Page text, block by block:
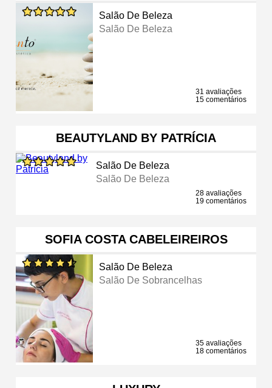
Salão De Beleza
Salão De Beleza
31 avaliações
15 comentários
BEAUTYLAND BY PATRÍCIA
Salão De Beleza
Salão De Beleza
28 avaliações
19 comentários
SOFIA COSTA CABELEIREIROS
Salão De Beleza
Salão De Sobrancelhas
35 avaliações
18 comentários